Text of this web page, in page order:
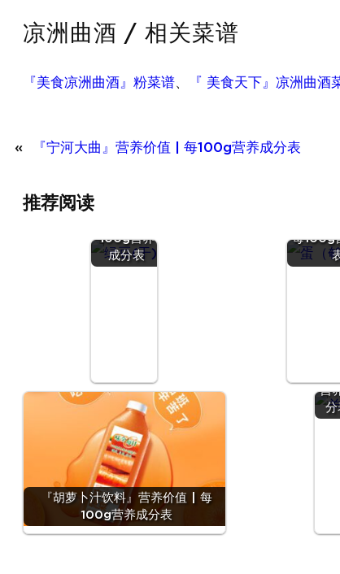
凉洲曲酒 / 相关菜谱
『美食凉洲曲酒』粉菜谱、 『 美食天下』凉洲曲酒
« 『宁河大曲』营养价值 | 每100g营养成分表
推荐阅读
100g营养
成分表
每100g
『胡萝卜汁饮料』营养价值 | 每
100g营养成分表
营
分